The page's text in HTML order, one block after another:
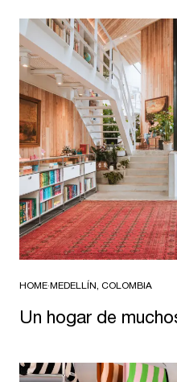
HOME·MEDELLÍN, COLOMBIA
Un hogar de